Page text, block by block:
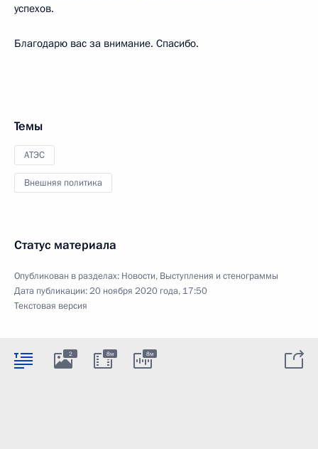
успехов.
Благодарю вас за внимание. Спасибо.
Темы
АТЭС
Внешняя политика
Статус материала
Опубликован в разделах: Новости, Выступления и стенограммы
Дата публикации:20 ноября 2020 года, 17:50
Текстовая версия
2 8м 8м